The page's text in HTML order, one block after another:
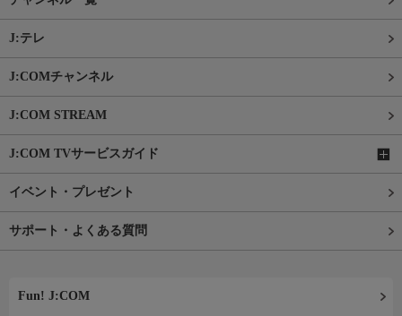
J:テレ
J:COMチャンネル
J:COM STREAM
J:COM TVサービスガイド
イベント・プレゼント
サポート・よくある質問
Fun! J:COM